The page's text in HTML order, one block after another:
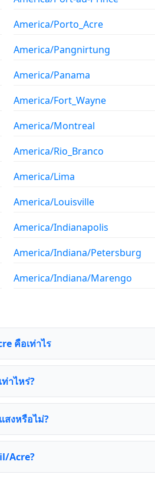
America/Porto_Acre
America/Pangnirtung
America/Panama
America/Fort_Wayne
America/Montreal
America/Rio_Branco
America/Lima
America/Louisville
America/Indianapolis
America/Indiana/Petersburg
America/Indiana/Marengo
คือเท่าไร
าไหร่?
สงหรือไม่?
Acre?